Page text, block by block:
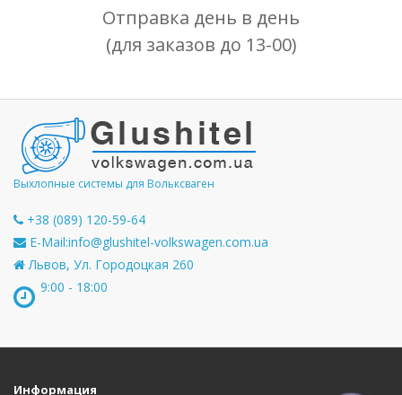
Отправка день в день
(для заказов до 13-00)
Выхлопные системы для Вольксваген
+38 (089) 120-59-64
E-Mail:info@glushitel-volkswagen.com.ua
Львов, Ул. Городоцкая 260
9:00 - 18:00
Информация